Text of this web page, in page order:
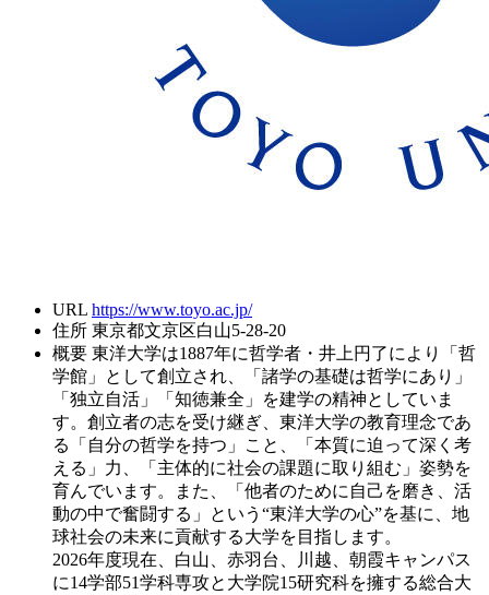
URL https://www.toyo.ac.jp/
住所 東京都文京区白山5-28-20
概要 東洋大学は1887年に哲学者・井上円了により「哲
学館」として創立され、「諸学の基礎は哲学にあり」
「独立自活」「知徳兼全」を建学の精神としていま
す。創立者の志を受け継ぎ、東洋大学の教育理念であ
る「自分の哲学を持つ」こと、「本質に迫って深く考
える」力、「主体的に社会の課題に取り組む」姿勢を
育んでいます。また、「他者のために自己を磨き、活
動の中で奮闘する」という“東洋大学の心”を基に、地
球社会の未来に貢献する大学を目指します。
2026年度現在、白山、赤羽台、川越、朝霞キャンパス
に14学部51学科専攻と大学院15研究科を擁する総合大